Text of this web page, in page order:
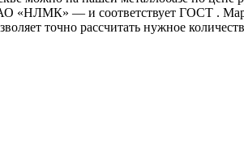
— и соответствует ГОСТ . Марка
точно рассчитать нужное